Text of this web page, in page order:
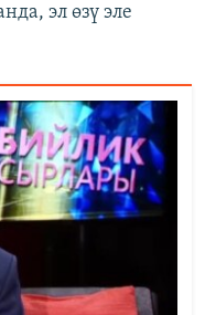
эл өзү эле